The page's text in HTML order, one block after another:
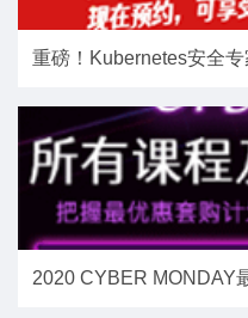
重磅！Kubernetes安全
2020 CYBER MONDAY